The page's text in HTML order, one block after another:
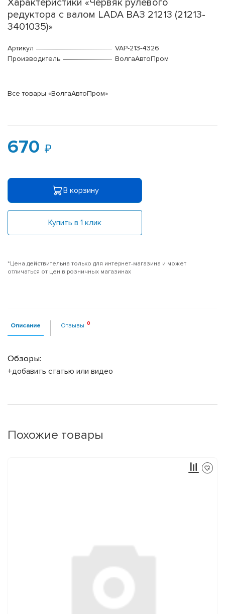
Характеристики «Червяк рулевого
редуктора с валом LADA ВАЗ 21213 (21213-
3401035)»
Артикул
VAP-213-4326
Производитель
ВолгаАвтоПром
Все товары «ВолгаАвтоПром»
670
В корзину
Купить в 1 клик
*Цена действительна только для интернет-магазина и может
отличаться от цен в розничных магазинах
Описание Отзывы
Обзоры:
+добавить статью или видео
Похожие товары